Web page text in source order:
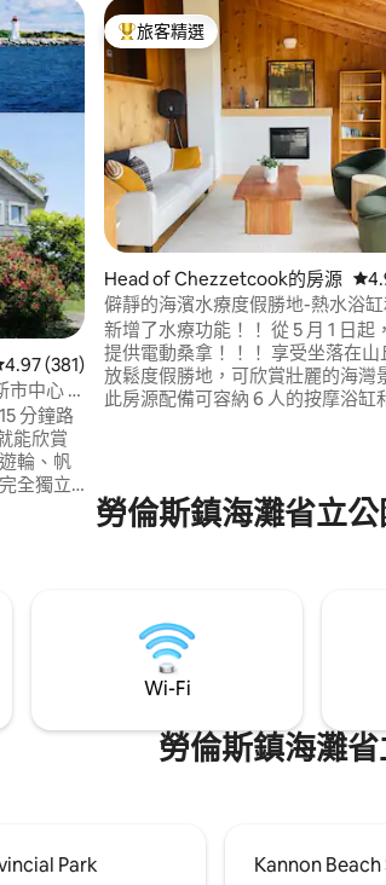
381 則評價中獲得 4.97 的平均評分（滿分 5 分
4.97 (381)
中心 15
分鐘路
能欣賞
輪、帆
全獨立
、夜生
市中
旅客精選榜首
旅客精選
Head of Chezzetcook的房源 從
僻靜的海濱水療度假勝地-熱水浴
拿！
新增了水療功能！！ 從 5 月 1 日起
提供電動桑拿！！！ 享受坐落在山
放鬆度假勝地，可欣賞壯麗的海灣
此房源配備可容納 6 人的按摩浴缸
中心般的度假勝地中放鬆身心，但
所有便利設施，包括雜貨店、銀行
廳，以及勞倫斯敦海灘
勞倫斯鎮海灘省立
Wi-Fi
勞倫斯鎮海灘
Park
Kannon